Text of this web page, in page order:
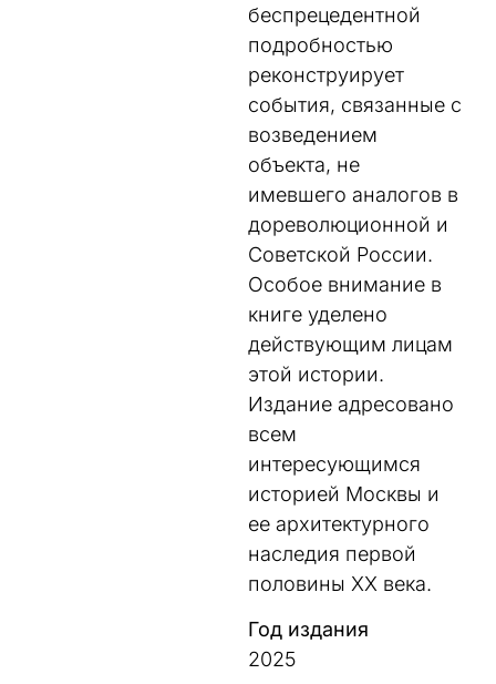
беспрецедентной
подробностью
реконструирует
события, связанные с
возведением
объекта, не
имевшего аналогов в
дореволюционной и
Советской России.
Особое внимание в
книге уделено
действующим лицам
этой истории.
Издание адресовано
всем
интересующимся
историей Москвы и
ее архитектурного
наследия первой
половины ХХ века.
Год издания
2025